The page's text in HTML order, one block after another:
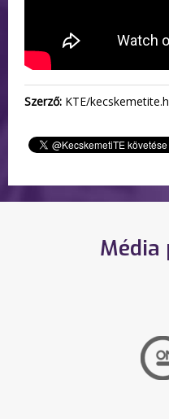
Szerző: KTE/
Média